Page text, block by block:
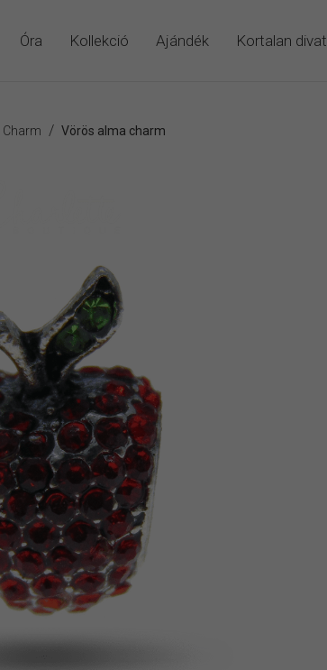
Óra Kollekció Ajándék Kortalan divat
Charm / Vörös alma charm